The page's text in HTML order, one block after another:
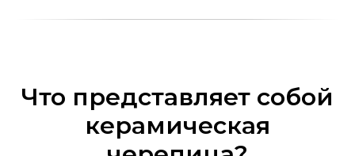
Что представляет собой
керамическая